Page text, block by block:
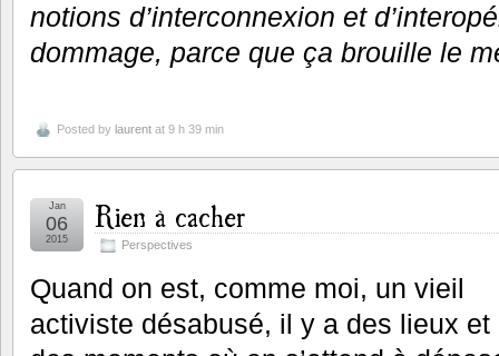
notions d’interconnexion et
dommage, parce que ça brouille le
Posted by laurent at 9 h 39 min
Rien à cacher
Perspectives
Jan
06
2015
Quand on est, comme moi, un vieil
activiste désabusé, il y a des lieux et